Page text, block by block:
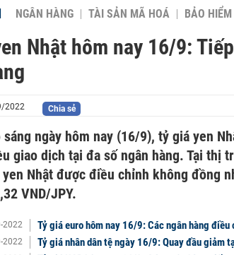
NGÂN HÀNG TÀI SẢN MÃ HOÁ BẢO HIỂM
Nhật hôm nay 16/9:
2022 Chia sẻ
sáng ngày hôm nay (16/9), tỷ giá yen
giao dịch tại đa số ngân hàng. Tại thị
yen Nhật được điều chỉnh không đồng
VND/JPY.
2022 Tỷ giá euro hôm nay 16/9: Các ngân hàng
2022 Tỷ giá nhân dân tệ ngày 16/9: Quay đầu giảm